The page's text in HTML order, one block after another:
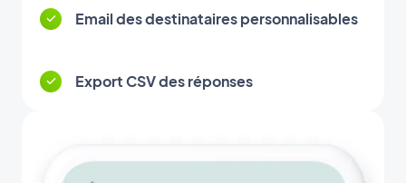
Email des destinataires personnalisables
Export CSV des réponses